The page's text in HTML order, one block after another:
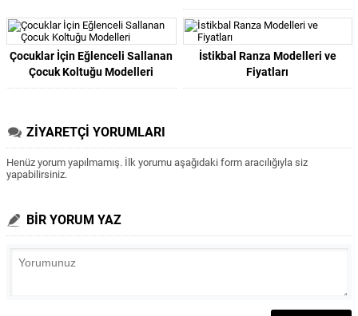
Çocuklar İçin Eğlenceli Sallanan
Çocuk Koltuğu Modelleri
İstikbal Ranza Modelleri ve
Fiyatları
ZİYARETÇİ YORUMLARI
Henüz yorum yapılmamış. İlk yorumu aşağıdaki form aracılığıyla siz
yapabilirsiniz.
BİR YORUM YAZ